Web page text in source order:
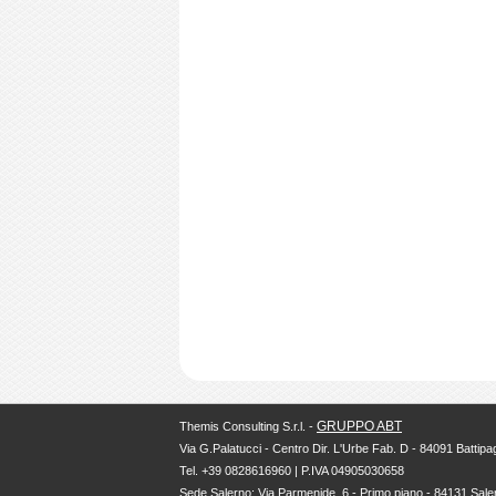
Themis Consulting S.r.l. - GRUPPO ABT
Via G.Palatucci - Centro Dir. L'Urbe Fab. D - 84091
Tel. +39 0828616960 | P.IVA 04905030658
Sede Salerno: Via Parmenide, 6 - Primo piano - 84131